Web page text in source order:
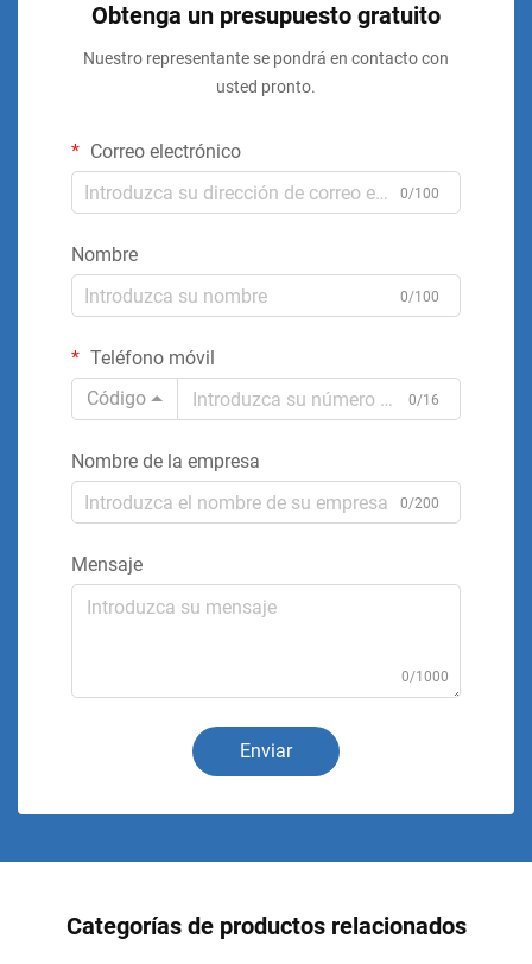
Obtenga un presupuesto gratuito
Nuestro representante se pondrá en contacto con
usted pronto.
Correo electrónico
0/100
Nombre
0/100
Teléfono móvil
Código
0/16
Nombre de la empresa
0/200
Mensaje
0/1000
Enviar
Categorías de productos relacionados